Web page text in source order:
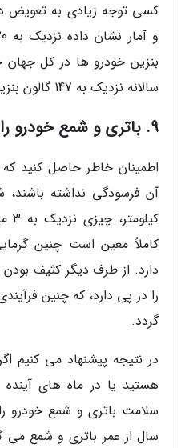
کسی توجه زیادی به تعویض
بنزین خودرو ها در کل
سالانه نزدیک به 147 گالون بنزین هدر می رود.
9. باتری و شمع خودرو را آنالیز کنید
اطمینان خاطر حاصل کنید
کاملاً معین است چنین
دارد. از طرف دیگر کثیف
را در پی دارد، که چنین
گردد.
در نتیجه پیشنهاد می کنیم
هستید یا در ماه های
سال از عمر باتری و شمع می